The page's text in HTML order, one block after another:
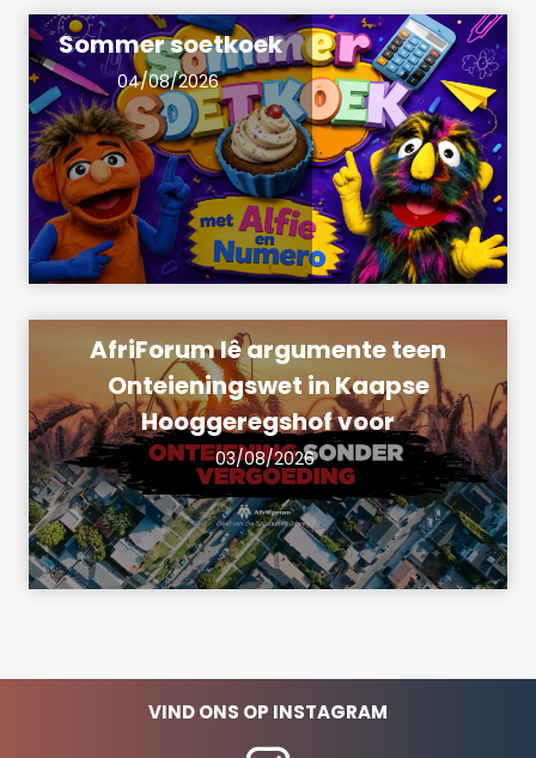
Sommer soetkoek
04/08/2026
AfriForum lê argumente teen
Onteieningswet in Kaapse
Hooggeregshof voor
03/08/2026
VIND ONS OP INSTAGRAM